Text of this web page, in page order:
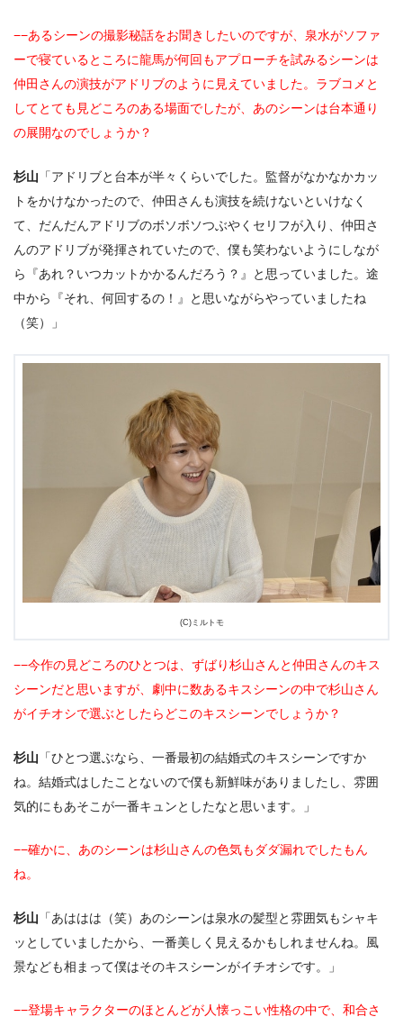
−−あるシーンの撮影秘話をお聞きしたいのですが、泉水がソファ
ーで寝ているところに龍馬が何回もアプローチを試みるシーンは
仲田さんの演技がアドリブのように見えていました。ラブコメと
してとても見どころのある場面でしたが、あのシーンは台本通り
の展開なのでしょうか？
杉山 「アドリブと台本が半々くらいでした。監督がなかなかカッ
トをかけなかったので、仲田さんも演技を続けないといけなく
て、だんだんアドリブのボソボソつぶやくセリフが入り、仲田さ
んのアドリブが発揮されていたので、僕も笑わないようにしなが
ら『あれ？いつカットかかるんだろう？』と思っていました。途
中から『それ、何回するの！』と思いながらやっていましたね
（笑）」
(C)ミルトモ
−−今作の見どころのひとつは、ずばり杉山さんと仲田さんのキス
シーンだと思いますが、劇中に数あるキスシーンの中で杉山さん
がイチオシで選ぶとしたらどこのキスシーンでしょうか？
杉山 「ひとつ選ぶなら、一番最初の結婚式のキスシーンですか
ね。結婚式はしたことないので僕も新鮮味がありましたし、雰囲
気的にもあそこが一番キュンとしたなと思います。」
−−確かに、あのシーンは杉山さんの色気もダダ漏れでしたもん
ね。
杉山 「あははは（笑）あのシーンは泉水の髪型と雰囲気もシャキ
ッとしていましたから、一番美しく見えるかもしれませんね。風
景なども相まって僕はそのキスシーンがイチオシです。」
−−登場キャラクターのほとんどが人懐っこい性格の中で、和合さ